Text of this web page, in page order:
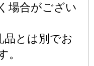
場合がござい
品とは別でお
。